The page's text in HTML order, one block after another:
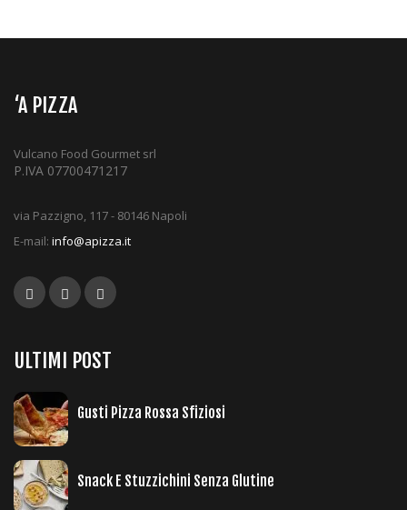
‘A PIZZA
Vulcano Food Gourmet srl
P.IVA 07700471217
via Pazzigno, 117 - 80146 Napoli
E-mail: info@apizza.it
ULTIMI POST
Gusti Pizza Rossa Sfiziosi
Snack E Stuzzichini Senza Glutine